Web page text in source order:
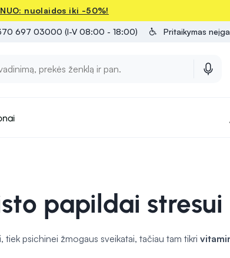
nuolaidos iki -50%!
697 03000 (I-V 08:00 - 18:00) Pritaikymas
papildai
psichinei žmogaus sveikatai, tačiau tam tikri
sumažinti jo neigiamą poveikį.